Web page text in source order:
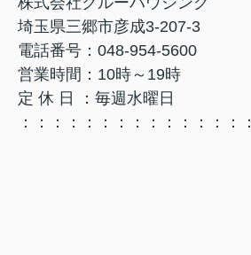
埼玉県三郷市彦成3-207-3
電話番号：048-954-5600
営業時間：10時～19時
定 休 日 ：毎週水曜日
：：：：：：：：：：：：：：：